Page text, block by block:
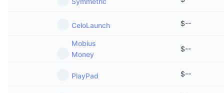
CeloLaunch $--
Mobius
Money
$--
PlayPad $--